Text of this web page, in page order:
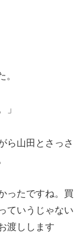
。
」
ら山田とさっさ
ったですね。買
ていうじゃない
渡しします